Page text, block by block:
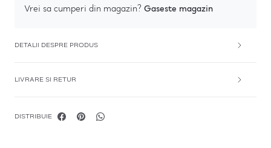
Vrei sa cumperi din magazin? Gaseste magazin
DETALII DESPRE PRODUS
LIVRARE SI RETUR
DISTRIBUIE